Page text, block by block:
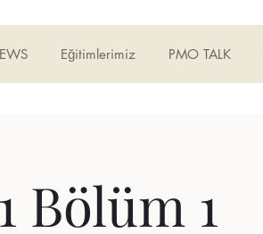
Eğitimlerimiz PMO TALK
Bölüm 1